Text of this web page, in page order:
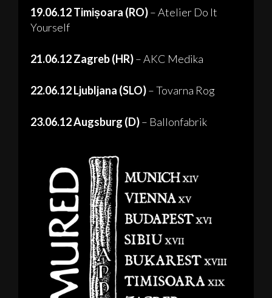
19.06.12 Timișoara (RO)– Atelier Do It
Yourself
21.06.12 Zagreb (HR)– AKC Medika
22.06.12 Ljubljana (SLO)– Tovarna Rog
23.06.12 Augsburg (D)– Ballonfabrik